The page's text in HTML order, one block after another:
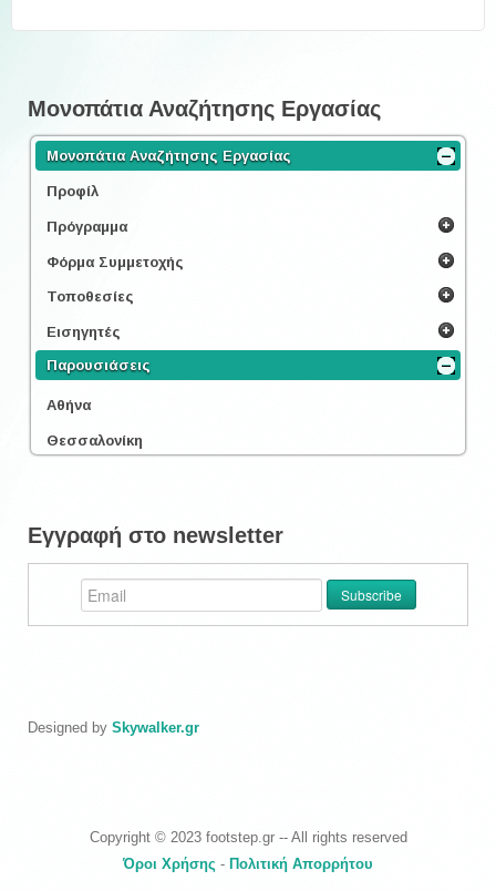
Μονοπάτια Αναζήτησης Εργασίας
Μονοπάτια Αναζήτησης Εργασίας
Προφίλ
Πρόγραμμα
Φόρμα Συμμετοχής
Τοποθεσίες
Εισηγητές
Παρουσιάσεις
Αθήνα
Θεσσαλονίκη
Εγγραφή στο newsletter
Designed by Skywalker.gr
Copyright © 2023 footstep.gr -- All rights reserved
Όροι Χρήσης - Πολιτική Απορρήτου